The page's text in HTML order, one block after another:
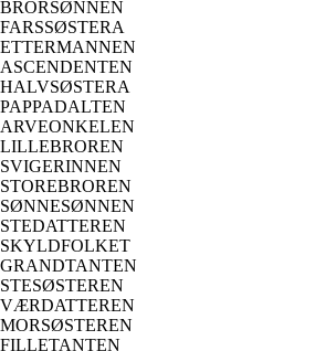
BRORSØNNEN
FARSSØSTERA
ETTERMANNEN
ASCENDENTEN
HALVSØSTERA
PAPPADALTEN
ARVEONKELEN
LILLEBROREN
SVIGERINNEN
STOREBROREN
SØNNESØNNEN
STEDATTEREN
SKYLDFOLKET
GRANDTANTEN
STESØSTEREN
VÆRDATTEREN
MORSØSTEREN
FILLETANTEN